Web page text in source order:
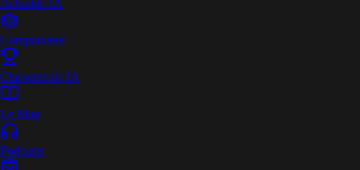
Actualité IA
Comparateur
Classements IA
Le Mag
Podcasts